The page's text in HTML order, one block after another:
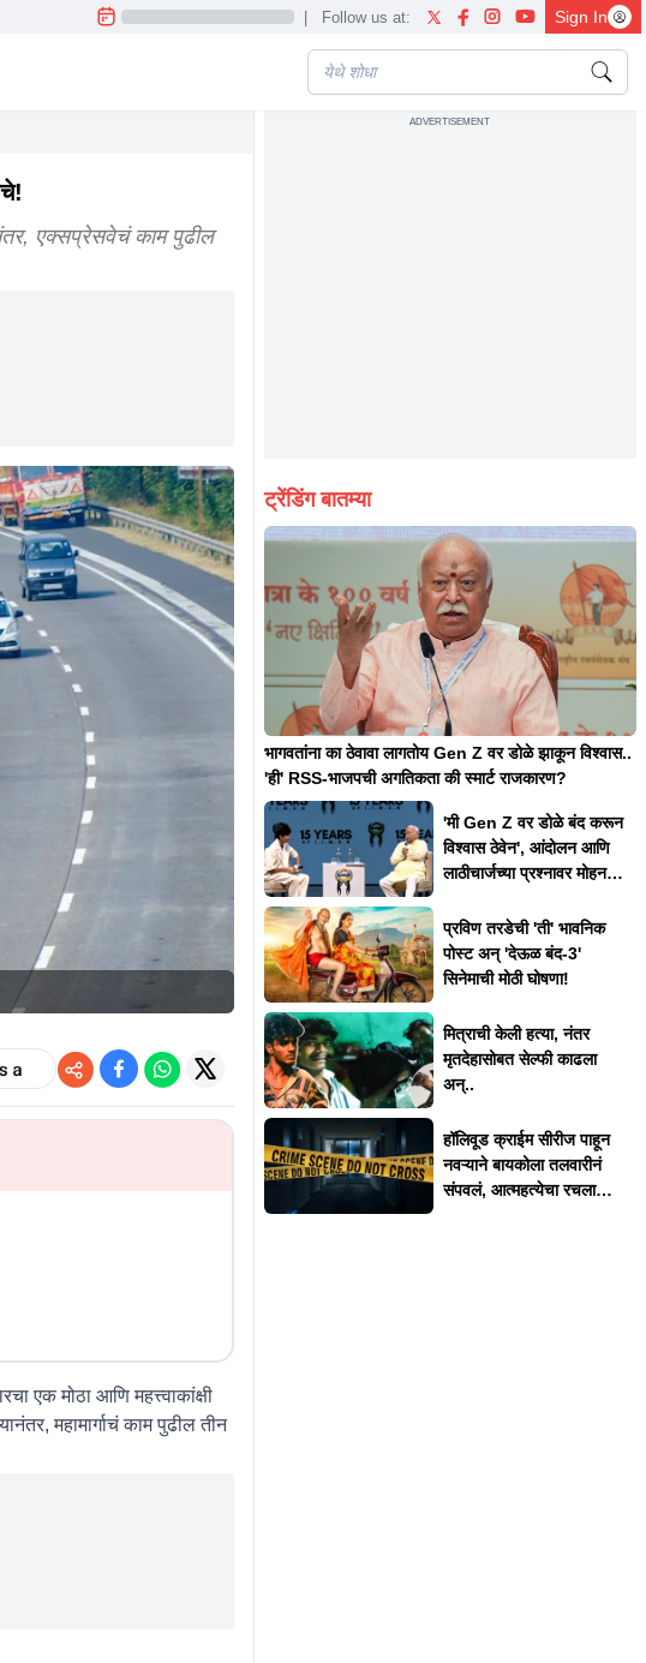
| Follow us at: Sign In
travel time will be reduced by this many hours
एक्सप्रेसवेचं काम पुढील
एक मोठा आणि महत्त्वाकांक्षी
महामार्गाचं काम पुढील तीन
ADVERTISEMENT
ट्रेंडिंग बातम्या
भागवतांना का ठेवावा लागतोय Gen Z वर डोळे झाकून विश्वास..
'ही' RSS-भाजपची अगतिकता की स्मार्ट राजकारण?
'मी Gen Z वर डोळे बंद करून
विश्वास ठेवेन', आंदोलन आणि
लाठीचार्जच्या प्रश्नावर मोहन
प्रविण तरडेची 'ती' भावनिक
पोस्ट अन् 'देऊळ बंद-3'
सिनेमाची मोठी घोषणा!
मित्राची केली हत्या, नंतर
मृतदेहासोबत सेल्फी काढला
अन्..
हॉलिवूड क्राईम सीरीज पाहून
नवऱ्याने बायकोला तलवारीनं
संपवलं, आत्महत्येचा रचला